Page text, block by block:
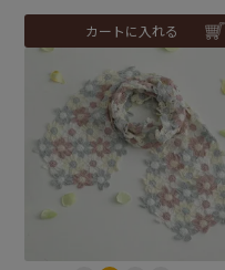
カートに入れる